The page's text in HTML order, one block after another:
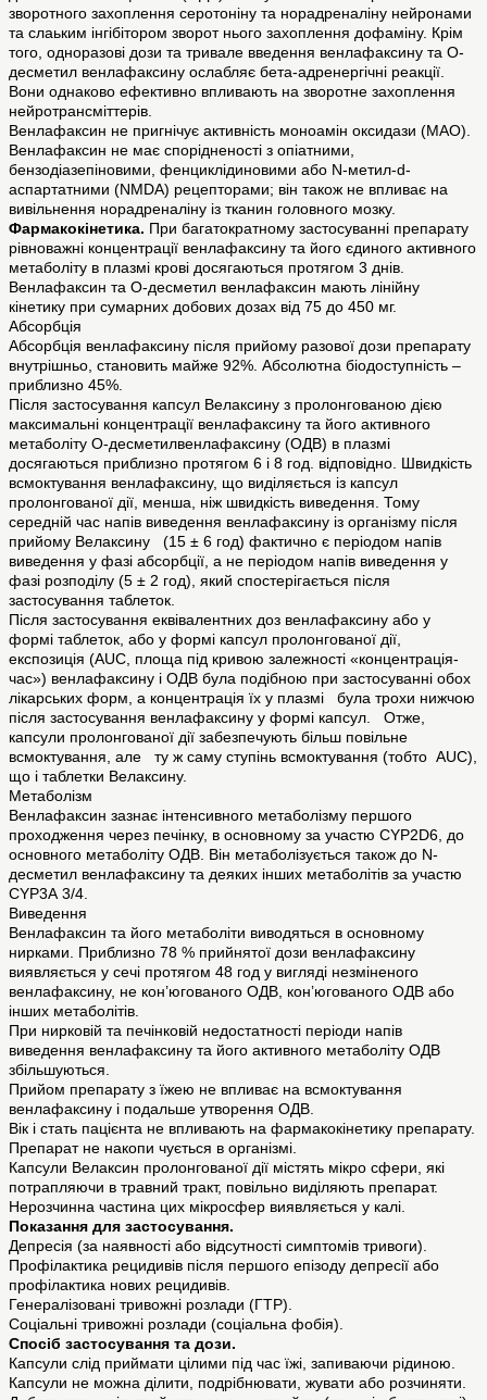
зворотного захоплення серотоніну та норадреналіну нейронами
та слаьким інгібітором зворот нього захоплення дофаміну. Крім
того, одноразові дози та тривале введення венлафаксину та О-
десметил венлафаксину ослабляє бета-адренергічні реакції.
Вони однаково ефективно впливають на зворотне захоплення
нейротрансміттерів.
Венлафаксин не пригнічує активність моноамін оксидази (МАО).
Венлафаксин не має спорідненості з опіатними,
бензодіазепіновими, фенциклідиновими або N-метил-d-
аспартатними (NMDA) рецепторами; він також не впливає на
вивільнення норадреналіну із тканин головного мозку.
Фармакокінетика. При багатократному застосуванні препарату
рівноважні концентрації венлафаксину та його єдиного активного
метаболіту в плазмі крові досягаються протягом 3 днів.
Венлафаксин та О-десметил венлафаксин мають лінійну
кінетику при сумарних добових дозах від 75 до 450 мг.
Абсорбція
Абсорбція венлафаксину після прийому разової дози препарату
внутрішньо, становить майже 92%. Абсолютна біодоступність –
приблизно 45%.
Після застосування капсул Велаксину з пролонгованою дією
максимальні концентрації венлафаксину та його активного
метаболіту О-десметилвенлафаксину (ОДВ) в плазмі
досягаються приблизно протягом 6 і 8 год. відповідно. Швидкість
всмоктування венлафаксину, що виділяється із капсул
пролонгованої дії, менша, ніж швидкість виведення. Тому
середній час напів виведення венлафаксину із організму після
прийому Велаксину (15 ± 6 год) фактично є періодом напів
виведення у фазі абсорбції, а не періодом напів виведення у
фазі розподілу (5 ± 2 год), який спостерігається після
застосування таблеток.
Після застосування еквівалентних доз венлафаксину або у
формі таблеток, або у формі капсул пролонгованої дії,
експозиція (AUC, площа під кривою залежності «концентрація-
час») венлафаксину і ОДВ була подібною при застосуванні обох
лікарських форм, а концентрація їх у плазмі була трохи нижчою
після застосування венлафаксину у формі капсул. Отже,
капсули пролонгованої дії забезпечують більш повільне
всмоктування, але ту ж саму ступінь всмоктування (тобто AUC),
що і таблетки Велаксину.
Метаболізм
Венлафаксин зазнає інтенсивного метаболізму першого
проходження через печінку, в основному за участю CYP2D6, до
основного метаболіту ОДВ. Він метаболізується також до N-
десметил венлафаксину та деяких інших метаболітів за участю
CYP3А 3/4.
Виведення
Венлафаксин та його метаболіти виводяться в основному
нирками. Приблизно 78 % прийнятої дози венлафаксину
виявляється у сечі протягом 48 год у вигляді незміненого
венлафаксину, не кон’югованого ОДВ, кон’югованого ОДВ або
інших метаболітів.
При нирковій та печінковій недостатності періоди напів
виведення венлафаксину та його активного метаболіту ОДВ
збільшуються.
Прийом препарату з їжею не впливає на всмоктування
венлафаксину і подальше утворення ОДВ.
Вік і стать пацієнта не впливають на фармакокінетику препарату.
Препарат не накопи чується в організмі.
Капсули Велаксин пролонгованої дії містять мікро сфери, які
потрапляючи в травний тракт, повільно виділяють препарат.
Нерозчинна частина цих мікросфер виявляється у калі.
Показання для застосування.
Депресія (за наявності або відсутності симптомів тривоги).
Профілактика рецидивів після першого епізоду депресії або
профілактика нових рецидивів.
Генералізовані тривожні розлади (ГТР).
Соціальні тривожні розлади (соціальна фобія).
Спосіб застосування та дози.
Капсули слід приймати цілими під час їжі, запиваючи рідиною.
Капсули не можна ділити, подрібнювати, жувати або розчиняти.